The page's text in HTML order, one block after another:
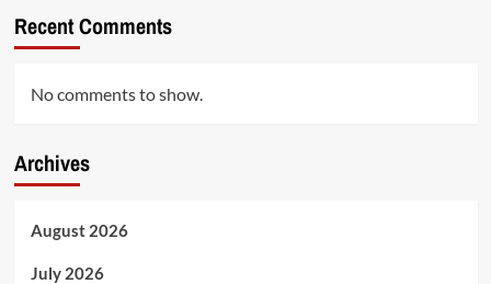
Recent Comments
No comments to show.
Archives
August 2026
July 2026